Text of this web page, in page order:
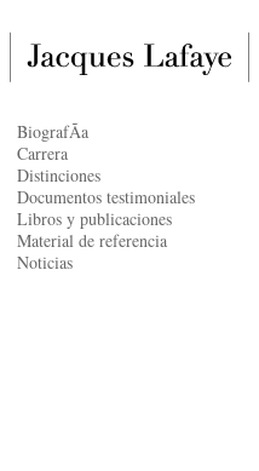
BiografÃ­a
Carrera
Distinciones
Documentos testimoniales
Libros y publicaciones
Material de referencia
Noticias